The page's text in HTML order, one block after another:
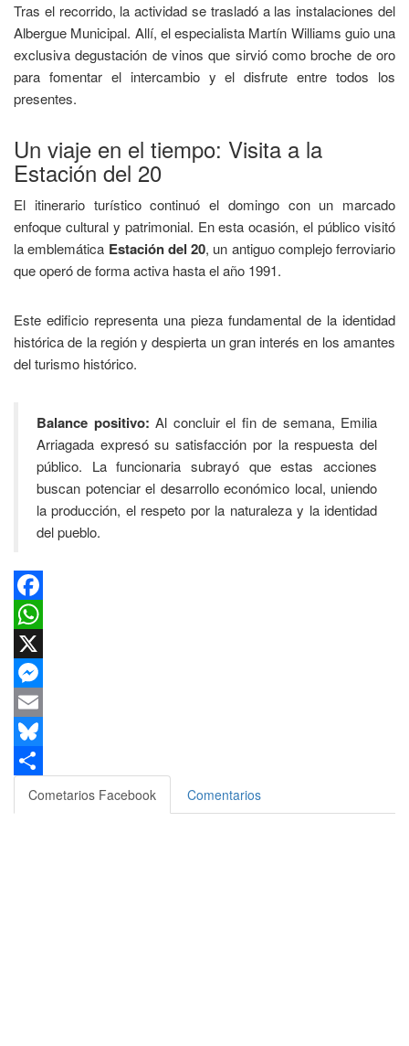
Tras el recorrido, la actividad se trasladó a las instalaciones del
Albergue Municipal. Allí, el especialista Martín Williams guio una
exclusiva degustación de vinos que sirvió como broche de oro
para fomentar el intercambio y el disfrute entre todos los
presentes.
Un viaje en el tiempo: Visita a la
Estación del 20
El itinerario turístico continuó el domingo con un marcado
enfoque cultural y patrimonial. En esta ocasión, el público visitó
la emblemática Estación del 20, un antiguo complejo ferroviario
que operó de forma activa hasta el año 1991.
Este edificio representa una pieza fundamental de la identidad
histórica de la región y despierta un gran interés en los amantes
del turismo histórico.
Balance positivo: Al concluir el fin de semana, Emilia
Arriagada expresó su satisfacción por la respuesta del
público. La funcionaria subrayó que estas acciones
buscan potenciar el desarrollo económico local, uniendo
la producción, el respeto por la naturaleza y la identidad
del pueblo.
Facebook
WhatsApp
X
Messenger
Email
Bluesky
Compartir
Cometarios Facebook Comentarios